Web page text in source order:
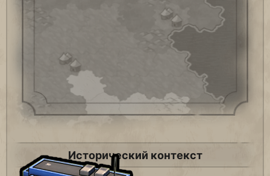
Исторический контекст